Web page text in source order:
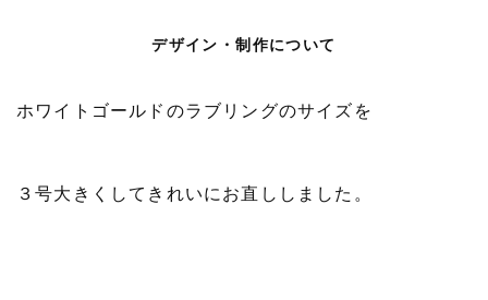
デザイン・制作について
ホワイトゴールドのラブリングのサイズを
３号大きくしてきれいにお直ししました。